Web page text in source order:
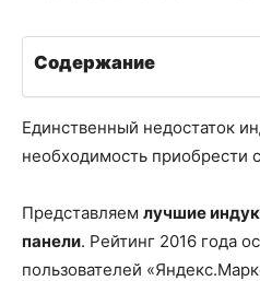
Содержание
Единственный недостаток
необходимость приобрести
Представляем лучшие
панели. Рейтинг 2016 года
пользователей